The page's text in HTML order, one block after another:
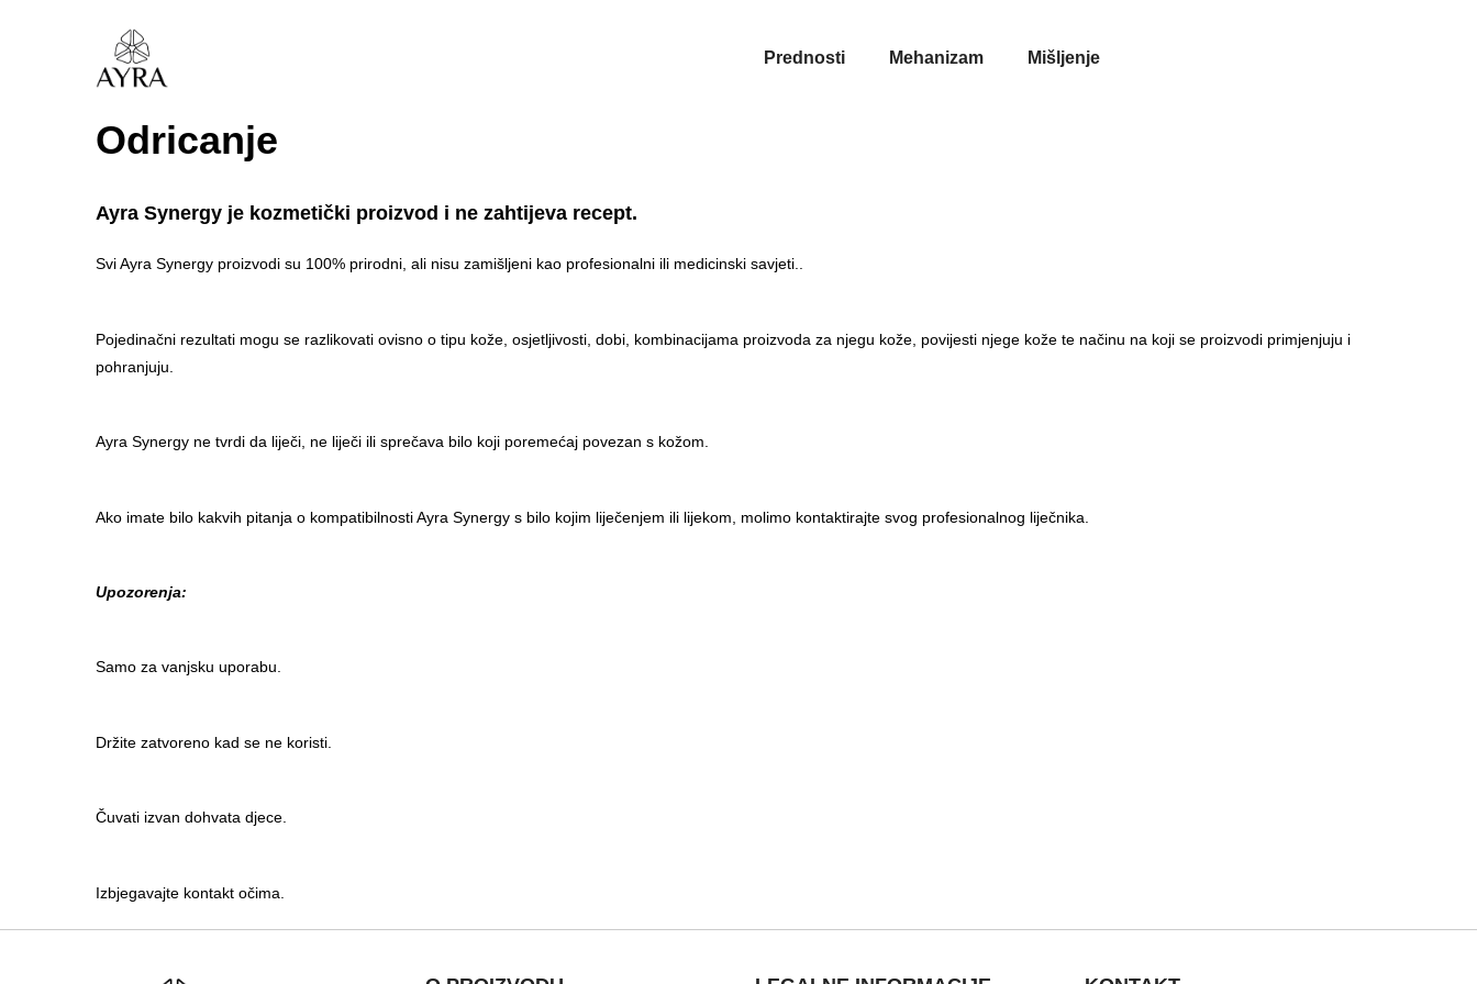
Prednosti Mehanizam Mišljenje
Odricanje
Ayra Synergy je kozmetički proizvod i ne zahtijeva recept.
Svi Ayra Synergy proizvodi su 100% prirodni, ali nisu zamišljeni kao profesionalni ili medicinski savjeti..
Pojedinačni rezultati mogu se razlikovati ovisno o tipu kože, osjetljivosti, dobi, kombinacijama proizvoda za njegu kože, povijesti njege kože te načinu na koji se proizvodi primjenjuju i
pohranjuju.
Ayra Synergy ne tvrdi da liječi, ne liječi ili sprečava bilo koji poremećaj povezan s kožom.
Ako imate bilo kakvih pitanja o kompatibilnosti Ayra Synergy s bilo kojim liječenjem ili lijekom, molimo kontaktirajte svog profesionalnog liječnika.
Upozorenja:
Samo za vanjsku uporabu.
Držite zatvoreno kad se ne koristi.
Čuvati izvan dohvata djece.
Izbjegavajte kontakt očima.